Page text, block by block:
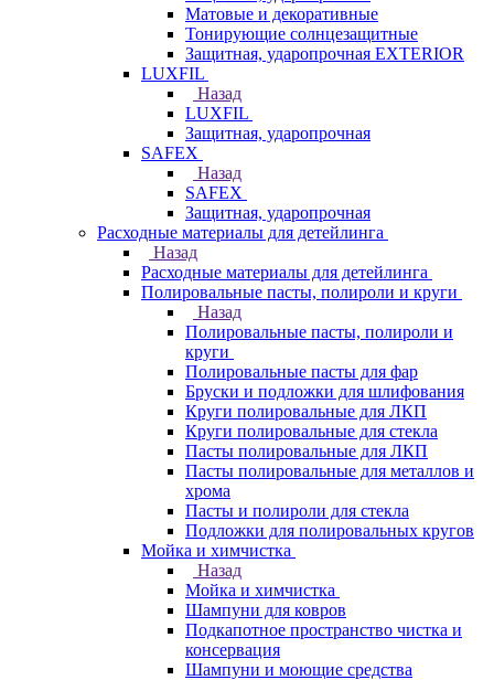
Матовые и декоративные
Тонирующие солнцезащитные
Защитная, ударопрочная EXTERIOR
LUXFIL
Назад
LUXFIL
Защитная, ударопрочная
SAFEX
Назад
SAFEX
Защитная, ударопрочная
Расходные материалы для детейлинга
Назад
Расходные материалы для детейлинга
Полировальные пасты, полироли и круги
Назад
Полировальные пасты, полироли и
круги
Полировальные пасты для фар
Бруски и подложки для шлифования
Круги полировальные для ЛКП
Круги полировальные для стекла
Пасты полировальные для ЛКП
Пасты полировальные для металлов и
хрома
Пасты и полироли для стекла
Подложки для полировальных кругов
Мойка и химчистка
Назад
Мойка и химчистка
Шампуни для ковров
Подкапотное пространство чистка и
консервация
Шампуни и моющие средства